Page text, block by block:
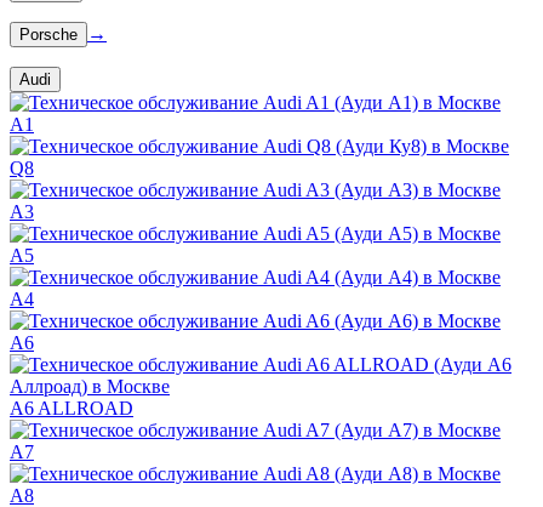
Porsche →
Audi
A1
Q8
A3
A5
A4
A6
A6 ALLROAD
A7
A8